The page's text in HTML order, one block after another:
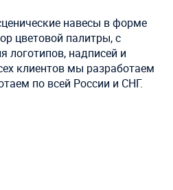
навесы в форме
цветовой палитры, с
логотипов, надписей и
клиентов мы разработаем
по всей России и СНГ.